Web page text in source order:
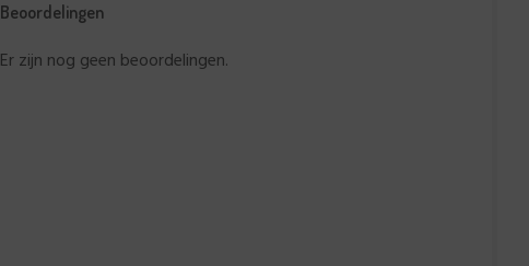
Beoordelingen
Er zijn nog geen beoordelingen.